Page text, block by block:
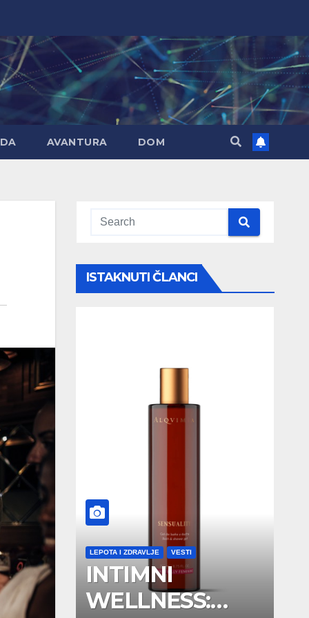
AVANTURA DOM
ISTAKNUTI ČLANCI
LEPOTA I ZDRAVLJE VESTI
INTIMNI
WELLNESS: